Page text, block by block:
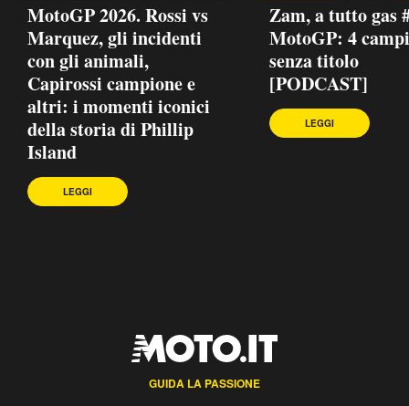
MotoGP 2026. Rossi vs
Marquez, gli incidenti
con gli animali,
Capirossi campione e
altri: i momenti iconici
della storia di Phillip
Island
LEGGI
Zam, a tutto gas
MotoGP: 4
senza titolo
[PODCAST]
LEGGI
GUIDA LA PASSIONE